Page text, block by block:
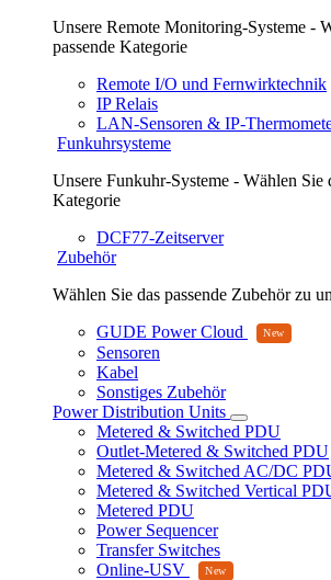
Unsere Remote Monitoring-Systeme -
passende Kategorie
Remote I/O und Fernwirktechnik
IP Relais
LAN-Sensoren & IP-
Funkuhrsysteme
Unsere Funkuhr-Systeme - Wählen Sie
Kategorie
DCF77-Zeitserver
Zubehör
Wählen Sie das passende Zubehör zu
GUDE Power Cloud
Sensoren
Kabel
Sonstiges Zubehör
Power Distribution Units
Metered & Switched PDU
Outlet-Metered & Switched PDU
Metered & Switched AC/DC
Metered & Switched Vertical
Metered PDU
Power Sequencer
Transfer Switches
Online-USV